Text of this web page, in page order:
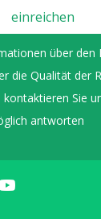
einreichen
über den
die Qualität der
Sie
antworten